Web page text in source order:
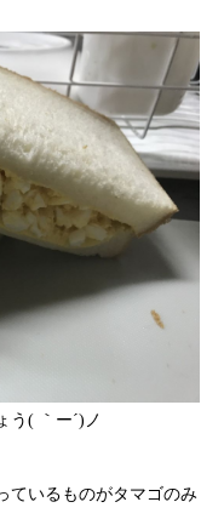
う( ｀ー´)ノ
ているものがタマゴのみ